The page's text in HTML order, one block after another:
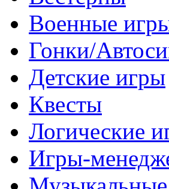
Военные
Гонки/
Детские игры
Квесты
Логические
Игры-